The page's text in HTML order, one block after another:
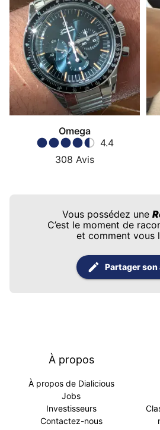
Omega
4.4
308 Avis
Vous possédez une
C’est le moment de
et comment vous
Partager son
À propos
À propos de Dialicious
Jobs
Investisseurs
Contactez-nous